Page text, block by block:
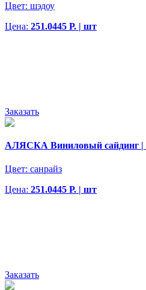
Цвет: шэдоу
Цена: 251.0445 Р. | шт
Заказать
АЛЯСКА Виниловый сайдинг |
Цвет: санрайз
Цена: 251.0445 Р. | шт
Заказать